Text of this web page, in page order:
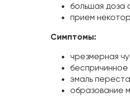
большая доза
прием
Симптомы:
чрезмерная
беспричинное
эмаль
образование